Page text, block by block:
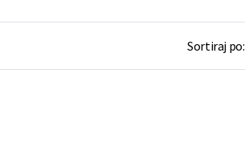
Sortiraj po: